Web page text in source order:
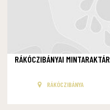
RÁKÓCZIBÁNYAI MINTARAKTÁR
RÁKÓCZIBÁNYA